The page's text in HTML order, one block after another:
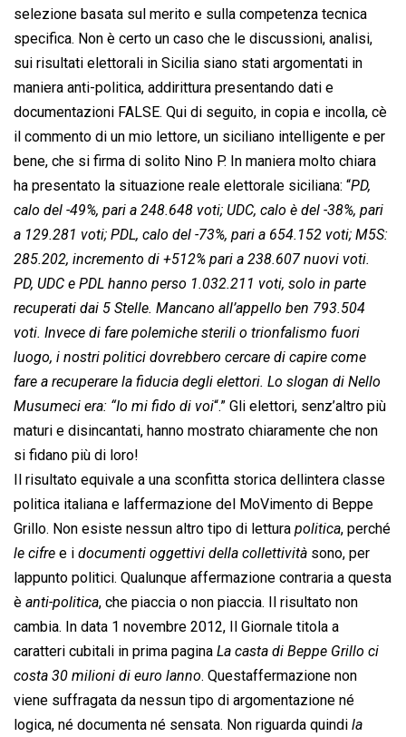
selezione basata sul merito e sulla competenza tecnica
specifica. Non è certo un caso che le discussioni, analisi,
sui risultati elettorali in Sicilia siano stati argomentati in
maniera anti-politica, addirittura presentando dati e
documentazioni FALSE. Qui di seguito, in copia e incolla, cè
il commento di un mio lettore, un siciliano intelligente e per
bene, che si firma di solito Nino P. In maniera molto chiara
ha presentato la situazione reale elettorale siciliana: “PD,
calo del -49%, pari a 248.648 voti; UDC, calo è del -38%, pari
a 129.281 voti; PDL, calo del -73%, pari a 654.152 voti; M5S:
285.202, incremento di +512% pari a 238.607 nuovi voti.
PD, UDC e PDL hanno perso 1.032.211 voti, solo in parte
recuperati dai 5 Stelle. Mancano all’appello ben 793.504
voti. Invece di fare polemiche sterili o trionfalismo fuori
luogo, i nostri politici dovrebbero cercare di capire come
fare a recuperare la fiducia degli elettori. Lo slogan di Nello
Musumeci era: “Io mi fido di voi“.” Gli elettori, senz’altro più
maturi e disincantati, hanno mostrato chiaramente che non
si fidano più di loro!
Il risultato equivale a una sconfitta storica dellintera classe
politica italiana e laffermazione del MoVimento di Beppe
Grillo. Non esiste nessun altro tipo di lettura  politica, perché
le cifre  e i  documenti oggettivi della collettività  sono, per
lappunto politici. Qualunque affermazione contraria a questa
è  anti-politica, che piaccia o non piaccia. Il risultato non
cambia. In data 1 novembre 2012, Il Giornale titola a
caratteri cubitali in prima pagina  La casta di Beppe Grillo ci
costa 30 milioni di euro lanno. Questaffermazione non
viene suffragata da nessun tipo di argomentazione né
logica, né documenta né sensata. Non riguarda quindi  la